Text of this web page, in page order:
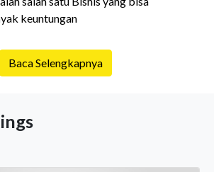
keuntungan
Baca Selengkapnya